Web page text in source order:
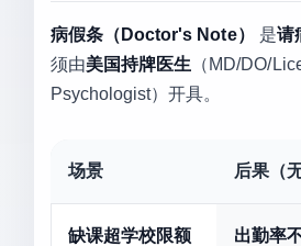
病假条（Doctor's Note） 是请
须由美国持牌医生 （MD/DO/
Psychologist）开具。
场景 后果（
缺课超学校限额 出勤率